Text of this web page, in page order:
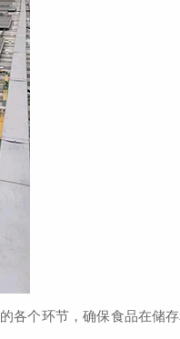
个环节，确保食品在储